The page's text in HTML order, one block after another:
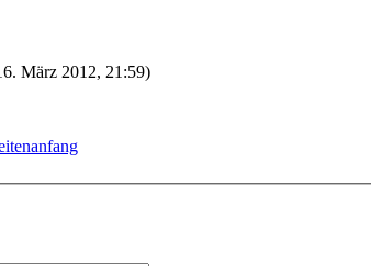
März 2012, 21:59)